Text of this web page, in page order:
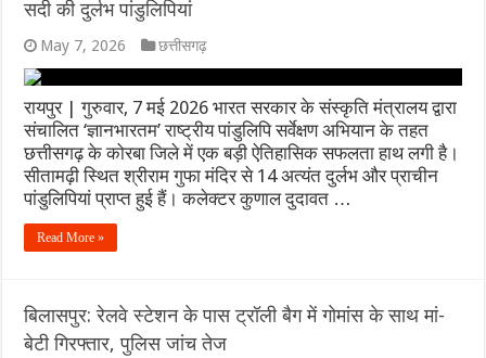
सदी की दुर्लभ पांडुलिपियां
May 7, 2026 छत्तीसगढ़
रायपुर | गुरुवार, 7 मई 2026 भारत सरकार के संस्कृति मंत्रालय द्वारा
संचालित ‘ज्ञानभारतम’ राष्ट्रीय पांडुलिपि सर्वेक्षण अभियान के तहत
छत्तीसगढ़ के कोरबा जिले में एक बड़ी ऐतिहासिक सफलता हाथ लगी है।
सीतामढ़ी स्थित श्रीराम गुफा मंदिर से 14 अत्यंत दुर्लभ और प्राचीन
पांडुलिपियां प्राप्त हुई हैं। कलेक्टर कुणाल दुदावत …
Read More »
बिलासपुर: रेलवे स्टेशन के पास ट्रॉली बैग में गोमांस के साथ मां-
बेटी गिरफ्तार, पुलिस जांच तेज